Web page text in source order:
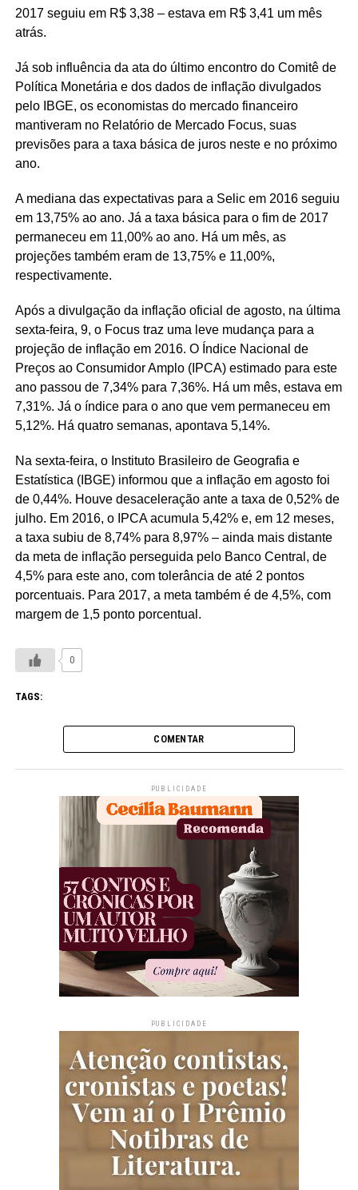
2017 seguiu em R$ 3,38 – estava em R$ 3,41 um mês
atrás.
Já sob influência da ata do último encontro do Comitê de
Política Monetária e dos dados de inflação divulgados
pelo IBGE, os economistas do mercado financeiro
mantiveram no Relatório de Mercado Focus, suas
previsões para a taxa básica de juros neste e no próximo
ano.
A mediana das expectativas para a Selic em 2016 seguiu
em 13,75% ao ano. Já a taxa básica para o fim de 2017
permaneceu em 11,00% ao ano. Há um mês, as
projeções também eram de 13,75% e 11,00%,
respectivamente.
Após a divulgação da inflação oficial de agosto, na última
sexta-feira, 9, o Focus traz uma leve mudança para a
projeção de inflação em 2016. O Índice Nacional de
Preços ao Consumidor Amplo (IPCA) estimado para este
ano passou de 7,34% para 7,36%. Há um mês, estava em
7,31%. Já o índice para o ano que vem permaneceu em
5,12%. Há quatro semanas, apontava 5,14%.
Na sexta-feira, o Instituto Brasileiro de Geografia e
Estatística (IBGE) informou que a inflação em agosto foi
de 0,44%. Houve desaceleração ante a taxa de 0,52% de
julho. Em 2016, o IPCA acumula 5,42% e, em 12 meses,
a taxa subiu de 8,74% para 8,97% – ainda mais distante
da meta de inflação perseguida pelo Banco Central, de
4,5% para este ano, com tolerância de até 2 pontos
porcentuais. Para 2017, a meta também é de 4,5%, com
margem de 1,5 ponto porcentual.
0
TAGS:
COMENTAR
PUBLICIDADE
PUBLICIDADE